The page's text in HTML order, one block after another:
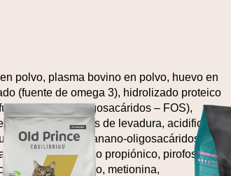
polvo, plasma bovino en polvo, huevo en
(fuente de omega 3), hidrolizado proteico
de fructo-oligosacáridos – FOS),
nucleótidos de levadura, acidificante
schidigera, manano-oligosacáridos –
de amonio, ácido propiónico, pirofosfato
hidrolizado, metionina,